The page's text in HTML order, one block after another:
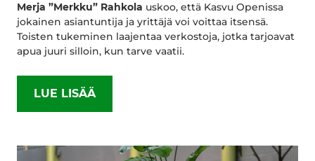
Merja ”Merkku” Rahkola uskoo, että Kasvu Openissa
jokainen asiantuntija ja yrittäjä voi voittaa itsensä.
Toisten tukeminen laajentaa verkostoja, jotka tarjoavat
apua juuri silloin, kun tarve vaatii.
LUE LISÄÄ